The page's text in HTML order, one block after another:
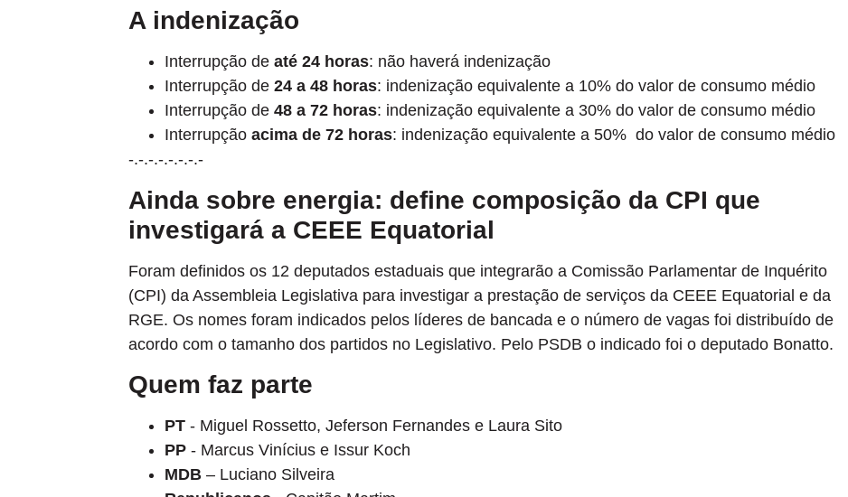
A indenização
Interrupção de até 24 horas: não haverá indenização
Interrupção de 24 a 48 horas: indenização equivalente a 10% do valor de consumo médio
Interrupção de 48 a 72 horas: indenização equivalente a 30% do valor de consumo médio
Interrupção acima de 72 horas: indenização equivalente a 50% do valor de consumo médio
-.-.-.-.-.-.-.-
Ainda sobre energia: define composição da CPI que
investigará a CEEE Equatorial
Foram definidos os 12 deputados estaduais que integrarão a Comissão Parlamentar de Inquérito
(CPI) da Assembleia Legislativa para investigar a prestação de serviços da CEEE Equatorial e da
RGE. Os nomes foram indicados pelos líderes de bancada e o número de vagas foi distribuído de
acordo com o tamanho dos partidos no Legislativo. Pelo PSDB o indicado foi o deputado Bonatto.
Quem faz parte
PT - Miguel Rossetto, Jeferson Fernandes e Laura Sito
PP - Marcus Vinícius e Issur Koch
MDB – Luciano Silveira